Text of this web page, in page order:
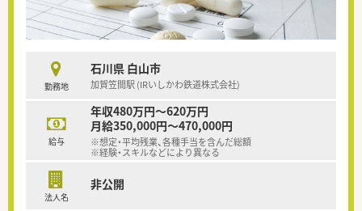
勤務地
石川県 白山市
加賀笠間駅 (IRいしかわ鉄道株式会社)
給与
年収480万円～620万円
月給350,000円～470,000円
※想定・平均残業、各種手当を含んだ総額
※経験・スキルなどにより異なる
法人名
非公開